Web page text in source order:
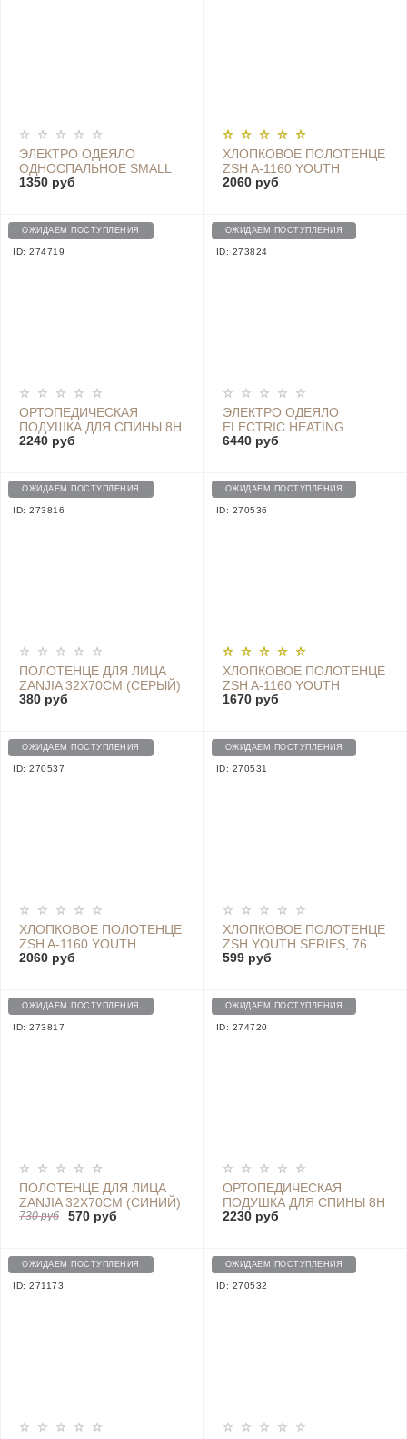
ЭЛЕКТРО ОДЕЯЛО
ОДНОСПАЛЬНОЕ SMALL
ELECTRIC BLANKET,
1350 руб
ХЛОПКОВОЕ ПОЛОТЕНЦЕ
ZSH A-1160 YOUTH
SERIES, WHITE, 140 CM X
2060 руб
ОЖИДАЕМ ПОСТУПЛЕНИЯ
ID: 274719
ОРТОПЕДИЧЕСКАЯ
ПОДУШКА ДЛЯ СПИНЫ 8H
MEMORY SPONGE BACK -
2240 руб
ОЖИДАЕМ ПОСТУПЛЕНИЯ
ID: 273824
ЭЛЕКТРО ОДЕЯЛО
ELECTRIC HEATING
BLANKET 170CM*150СМ -
6440 руб
ОЖИДАЕМ ПОСТУПЛЕНИЯ
ID: 273816
ПОЛОТЕНЦЕ ДЛЯ ЛИЦА
ZANJIA 32X70CM (СЕРЫЙ)
380 руб
ОЖИДАЕМ ПОСТУПЛЕНИЯ
ID: 270536
ХЛОПКОВОЕ ПОЛОТЕНЦЕ
ZSH A-1160 YOUTH
SERIES, BLUE, 140 CM X
1670 руб
ОЖИДАЕМ ПОСТУПЛЕНИЯ
ID: 270537
ХЛОПКОВОЕ ПОЛОТЕНЦЕ
ZSH A-1160 YOUTH
SERIES, GREEN, 140 CM X
2060 руб
ОЖИДАЕМ ПОСТУПЛЕНИЯ
ID: 270531
ХЛОПКОВОЕ ПОЛОТЕНЦЕ
ZSH YOUTH SERIES, 76
CM X 34 CM - A-1159 BLUE
599 руб
ОЖИДАЕМ ПОСТУПЛЕНИЯ
ID: 273817
ПОЛОТЕНЦЕ ДЛЯ ЛИЦА
ZANJIA 32X70CM (СИНИЙ)
730 руб 570 руб
ОЖИДАЕМ ПОСТУПЛЕНИЯ
ID: 274720
ОРТОПЕДИЧЕСКАЯ
ПОДУШКА ДЛЯ СПИНЫ 8H
MEMORY SPONGE BACK -
2230 руб
ОЖИДАЕМ ПОСТУПЛЕНИЯ
ID: 271173
ОЖИДАЕМ ПОСТУПЛЕНИЯ
ID: 270532